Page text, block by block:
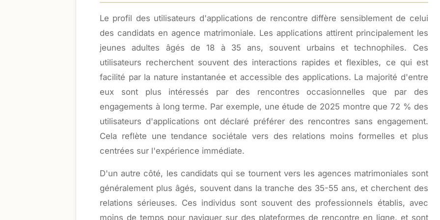
Le profil des utilisateurs d'applications de rencontre diffère sensiblement de celui
des candidats en agence matrimoniale. Les applications attirent principalement les
jeunes adultes âgés de 18 à 35 ans, souvent urbains et technophiles. Ces
utilisateurs recherchent souvent des interactions rapides et flexibles, ce qui est
facilité par la nature instantanée et accessible des applications. La majorité d'entre
eux sont plus intéressés par des rencontres occasionnelles que par des
engagements à long terme. Par exemple, une étude de 2025 montre que 72 % des
utilisateurs d'applications ont déclaré préférer des rencontres sans engagement.
Cela reflète une tendance sociétale vers des relations moins formelles et plus
centrées sur l'expérience immédiate.
D'un autre côté, les candidats qui se tournent vers les agences matrimoniales sont
généralement plus âgés, souvent dans la tranche des 35-55 ans, et cherchent des
relations sérieuses. Ces individus sont souvent des professionnels établis, avec
moins de temps pour naviguer sur des plateformes de rencontre en ligne, et sont